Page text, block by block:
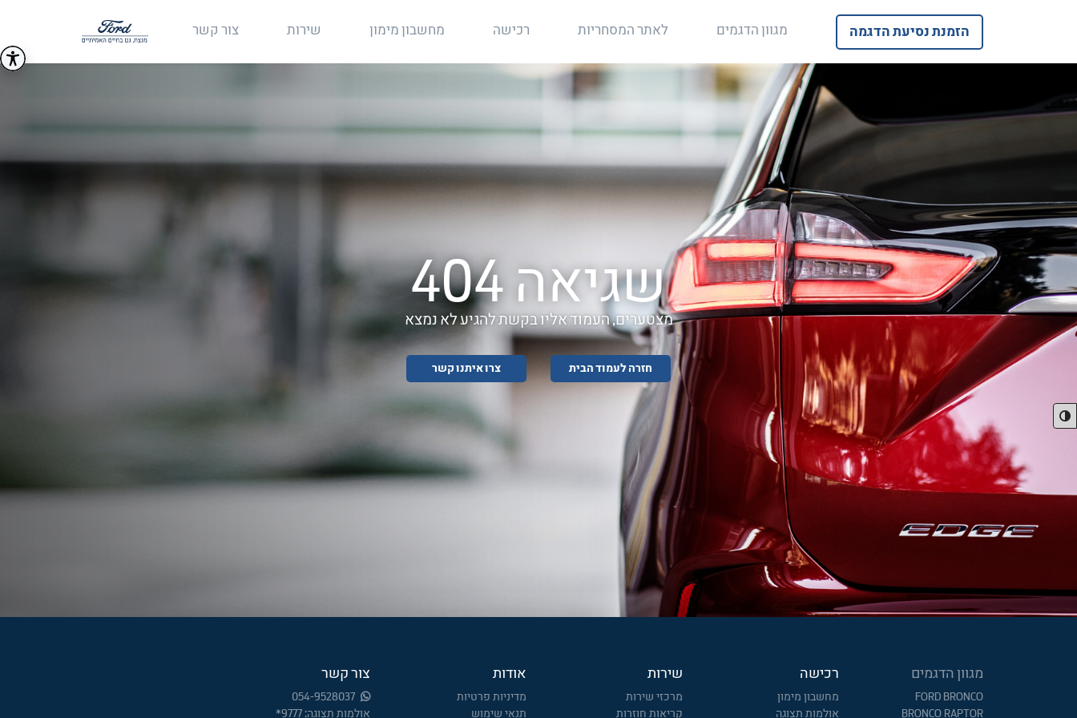
הזמנת נסיעת הדגמה מגוון הדגמים לאתר המסחריות רכישה מחשבון מימון שירות צור קשר
שגיאה 404
מצטערים, העמוד אליו בקשת להגיע לא נמצא
חזרה לעמוד הבית צרו איתנו קשר
מגוון הדגמים
FORD BRONCO
BRONCO RAPTOR
רכישה
מחשבון מימון
אולמות תצוגה
שירות
מרכזי שירות
קריאות חוזרות
אודות
מדיניות פרטיות
תנאי שימוש
צור קשר
054-9528037
אולמות תצוגה: 9777*